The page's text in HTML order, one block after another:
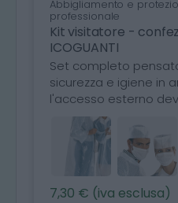
Abbigliamento e
professionale
Kit visitatore -
ICOGUANTI
Set completo
sicurezza e igiene in
l'accesso esterno
7,30 € (iva esclusa)